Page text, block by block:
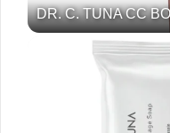
DR. C. TUNA CC